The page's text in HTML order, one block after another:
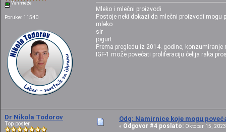
Van mreže
Poruke: 11540
Mleko i mlečni proizvodi
Postoje neki dokazi da mlečni proizvodi mogu
mleko
sir
jogurt
Prema pregledu iz 2014. godine,
IGF-1 može povećati proliferaciju ćelija raka
Dr Nikola Todorov
Top poster
Odg: Namirnice koje mogu
« Odgovor #4 poslato: Oktobar 15,